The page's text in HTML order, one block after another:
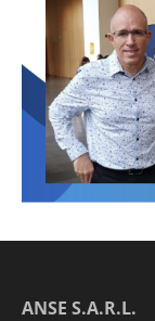
ANSE S.A.R.L.